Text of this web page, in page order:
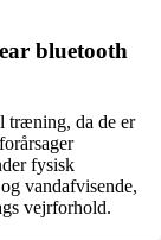
bluetooth
træning, da de er
fysisk
vandafvisende,
vejrforhold.